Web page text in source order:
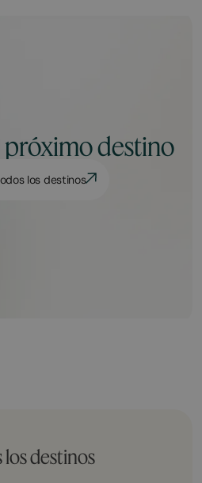
destino
los destinos
los destinos